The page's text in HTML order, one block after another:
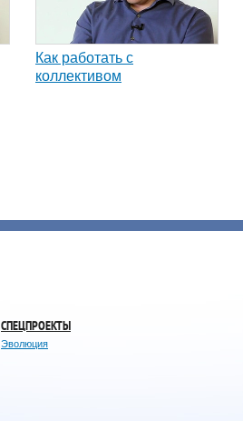
Как работать с
коллективом
СПЕЦПРОЕКТЫ
Эволюция